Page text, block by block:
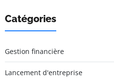
Catégories
Gestion financière
Lancement d'entreprise